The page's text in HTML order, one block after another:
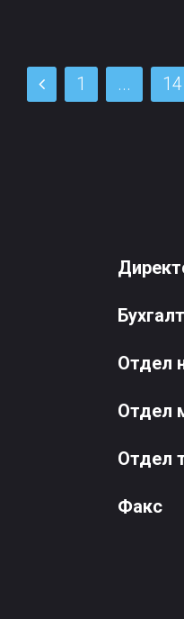
1 ... 14
Отдел
Отдел
Отдел
Факс